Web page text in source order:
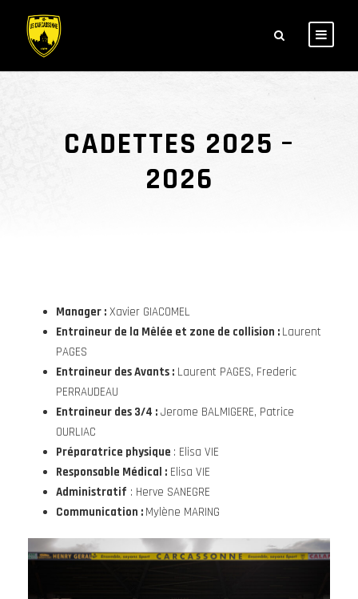
CADETTES 2025 –
2026
Manager : Xavier GIACOMEL
Entraineur de la Mêlée et zone de collision : Laurent
PAGES
Entraineur des Avants : Laurent PAGES, Frederic
PERRAUDEAU
Entraineur des 3/4 : Jerome BALMIGERE, Patrice
OURLIAC
Préparatrice physique : Elisa VIE
Responsable Médical : Elisa VIE
Administratif : Herve SANEGRE
Communication : Mylène MARING